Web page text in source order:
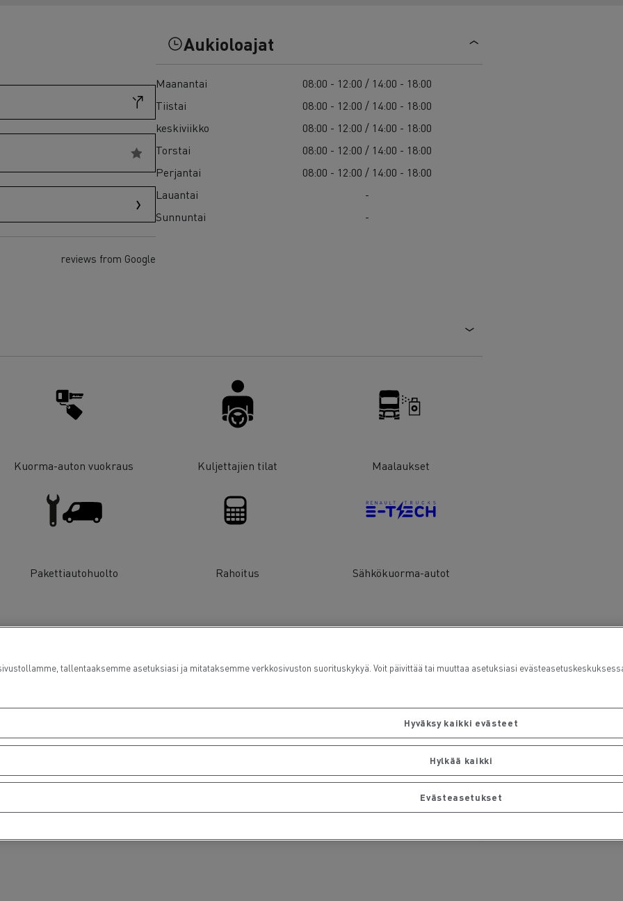
Toimitusta varten
reviews from Google
Aukioloajat
Maanantai
08:00 - 12:00 / 14:00 - 18:00
Tiistai
08:00 - 12:00 / 14:00 - 18:00
keskiviikko
08:00 - 12:00 / 14:00 - 18:00
Torstai
08:00 - 12:00 / 14:00 - 18:00
Perjantai
08:00 - 12:00 / 14:00 - 18:00
Lauantai
-
Sunnuntai
-
Kuorma-auton vuokraus Kuljettajien tilat Maalaukset
Pakettiautohuolto Rahoitus Sähkökuorma-autot
tallentaaksemme asetuksiasi ja mitataksemme verkkosivuston suorituskykyä. Voit päivittää tai muuttaa asetuksiasi
Hyväksy kaikki evästeet
Hylkää kaikki
Evästeasetukset